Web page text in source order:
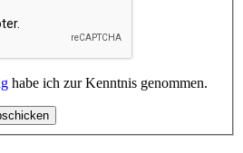
habe ich zur Kenntnis genommen.